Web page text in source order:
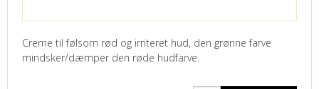
Creme til følsom rød og irriteret hud, den grønne farve
mindsker/dæmper den røde hudfarve.